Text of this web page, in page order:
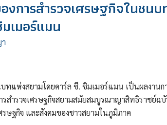
งการสำรวจเศรษฐกิจในชน
เมอร์แมน
บทแห่งสยามโดยคาร์ล ซี. ซิมเมอร์แมน เป็นผลงาน
รสำรวจเศรษฐกิจสยามสมัยสมบูรณาญาสิทธิราชย์
ษฐกิจ และสังคมของชาวสยามในภูมิภาค